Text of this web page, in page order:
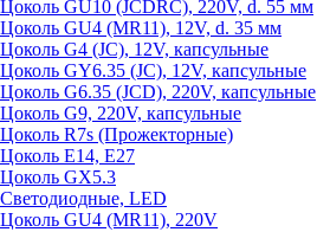
Цоколь GU10 (JCDRC), 220V, d. 55 мм
Цоколь GU4 (MR11), 12V, d. 35 мм
Цоколь G4 (JC), 12V, капсульные
Цоколь GY6.35 (JC), 12V, капсульные
Цоколь G6.35 (JCD), 220V, капсульные
Цоколь G9, 220V, капсульные
Цоколь R7s (Прожекторные)
Цоколь E14, E27
Цоколь GX5.3
Светодиодные, LED
Цоколь GU4 (MR11), 220V